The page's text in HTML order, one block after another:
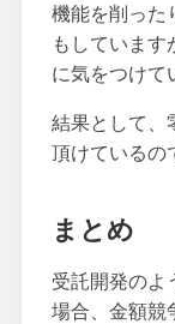
機能を削った
もしています
に気をつけて
結果として、
頂けているの
まとめ
受託開発のよ
場合、金額競